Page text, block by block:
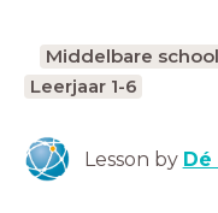
Middelbare school
Leerjaar 1-6
Lesson by